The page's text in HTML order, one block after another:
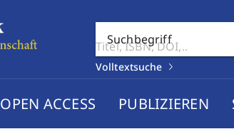
Suchbegriff
Volltextsuche
OPEN ACCESS PUBLIZIEREN